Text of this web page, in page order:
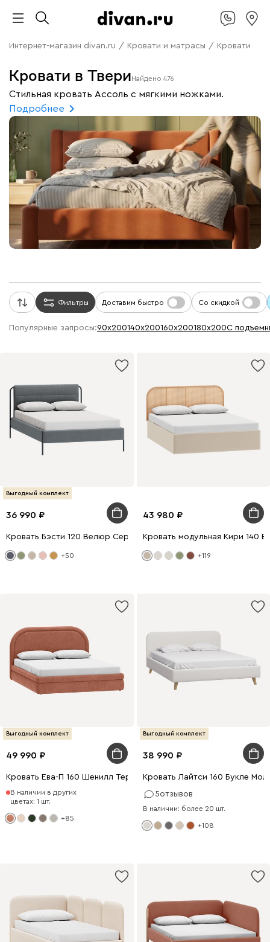
Интернет-магазин divan.ru / Кровати и матрасы / Кровати
Кровати в ТвериНайдено 476
Стильная кровать Ассоль с мягкими ножками.
Подробнее
Фильтры Доставим быстро Со скидкой
Популярные запросы: 90х200 140х200 160х200 180х200 с
Выгодный комплект
36 990
Кровать Бэсти 120 Велюр Серый
+50
43 980
Кровать модульная Кири 140
+119
Выгодный комплект
49 990
Кровать Ева-П 160 Шенилл Терракотовый
В наличии в других
цветах: 1 шт.
+85
Выгодный комплект
38 990
Кровать Лайтси 160 Букле
5отзывов
В наличии: более 20 шт.
+108